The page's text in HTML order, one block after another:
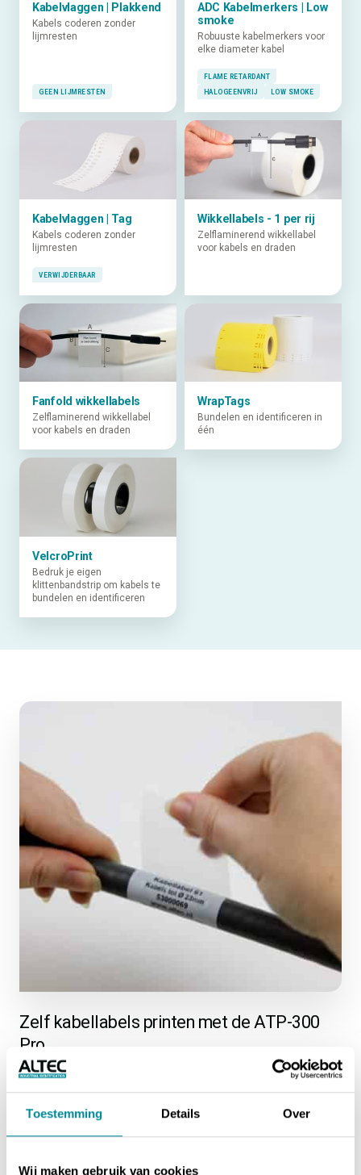
Toestemming Details Over
Wij maken gebruik van cookies
Kabelvlaggen | Plakkend
Kabels coderen zonder
lijmresten
GEEN LIJMRESTEN
ADC Kabelmerkers | Low
smoke
Robuuste kabelmerkers voor
elke diameter kabel
FLAME RETARDANT
HALOGEENVRIJ
LOW SMOKE
Kabelvlaggen | Tag
Kabels coderen zonder
lijmresten
VERWIJDERBAAR
Wikkellabels - 1 per rij
Zelflaminerend wikkellabel
voor kabels en draden
Fanfold wikkellabels
Zelflaminerend wikkellabel
voor kabels en draden
WrapTags
Bundelen en identificeren in
één
VelcroPrint
Bedruk je eigen
klittenbandstrip om kabels te
bundelen en identificeren
Zelf kabellabels printen met de ATP-300
Pro
Wil je zelf kabellabels printen? Onze kabellabels print je
labelmaterialen overweg kan. Of je nu Wikkellabels, ADC